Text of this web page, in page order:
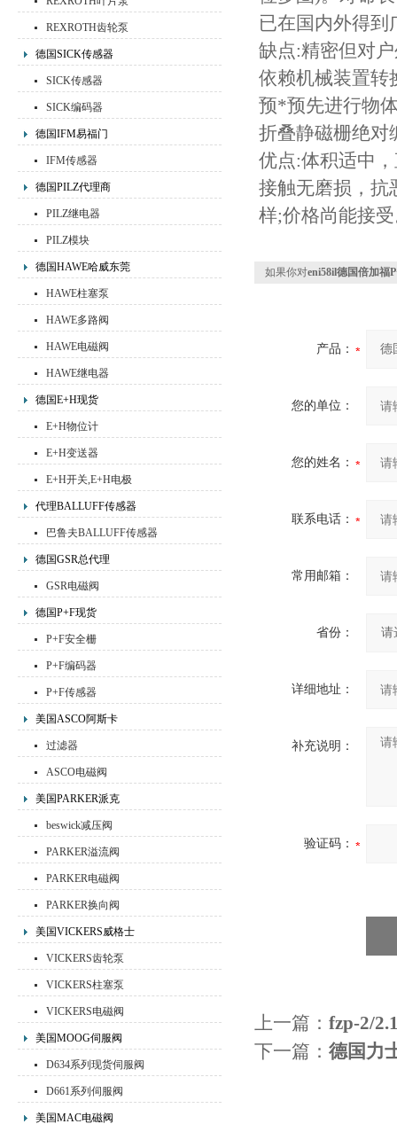
REXROTH齿轮泵
德国SICK传感器
SICK传感器
SICK编码器
德国IFM易福门
IFM传感器
德国PILZ代理商
PILZ继电器
PILZ模块
德国HAWE哈威东莞
HAWE柱塞泵
HAWE多路阀
HAWE电磁阀
HAWE继电器
德国E+H现货
E+H物位计
E+H变送器
E+H开关,E+H电极
代理BALLUFF传感器
巴鲁夫BALLUFF传感器
德国GSR总代理
GSR电磁阀
德国P+F现货
P+F安全栅
P+F编码器
P+F传感器
美国ASCO阿斯卡
过滤器
ASCO电磁阀
美国PARKER派克
beswick减压阀
PARKER溢流阀
PARKER电磁阀
PARKER换向阀
美国VICKERS威格士
VICKERS齿轮泵
VICKERS柱塞泵
VICKERS电磁阀
美国MOOG伺服阀
D634系列现货伺服阀
D661系列伺服阀
美国MAC电磁阀
已在国内外得到
缺点:精密但对
依赖机械装置
预*预先进行物
折叠静磁栅绝对
优点:体积适中
接触无磨损，抗
样;价格尚能接
如果你对eni58il德国倍加福
产品：
您的单位：
您的姓名：
联系电话：
常用邮箱：
省份：
详细地址：
补充说明：
验证码：
上一篇： fzp-2/
下一篇： 德国力